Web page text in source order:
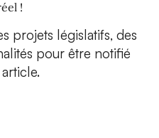
!
projets législatifs, des
pour être notifié